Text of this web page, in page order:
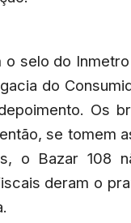
selo do
do
Os
se tomem
o Bazar 108
deram o